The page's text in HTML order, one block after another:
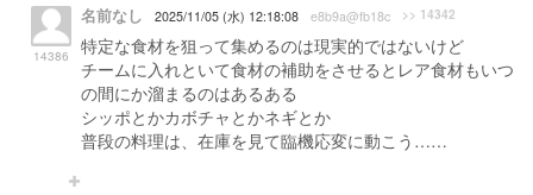
14386
名前なし 2025/11/05 (水) 12:18:08 e8b9a@fb18c >> 14342
特定な食材を狙って集めるのは現実的ではないけど
チームに入れといて食材の補助をさせるとレア食材もいつ
の間にか溜まるのはあるある
シッポとかカボチャとかネギとか
普段の料理は、在庫を見て臨機応変に動こう……